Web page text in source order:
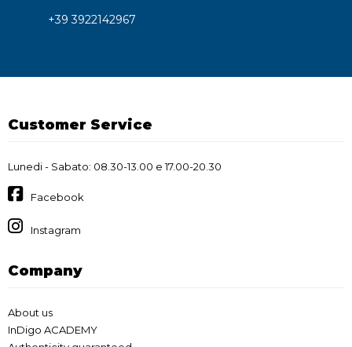
+39 3922142967
Customer Service
Lunedi - Sabato: 08.30-13.00 e 17.00-20.30
Facebook
Instagram
Company
About us
InDigo ACADEMY